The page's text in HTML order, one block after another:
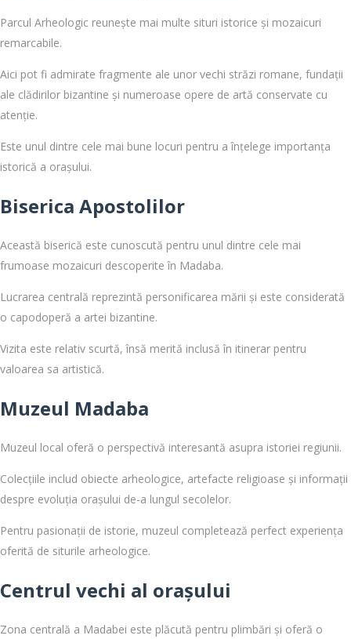
Parcul Arheologic reunește mai multe situri istorice și mozaicuri
remarcabile.
Aici pot fi admirate fragmente ale unor vechi străzi romane, fundații
ale clădirilor bizantine și numeroase opere de artă conservate cu
atenție.
Este unul dintre cele mai bune locuri pentru a înțelege importanța
istorică a orașului.
Biserica Apostolilor
Această biserică este cunoscută pentru unul dintre cele mai
frumoase mozaicuri descoperite în Madaba.
Lucrarea centrală reprezintă personificarea mării și este considerată
o capodoperă a artei bizantine.
Vizita este relativ scurtă, însă merită inclusă în itinerar pentru
valoarea sa artistică.
Muzeul Madaba
Muzeul local oferă o perspectivă interesantă asupra istoriei regiunii.
Colecțiile includ obiecte arheologice, artefacte religioase și informații
despre evoluția orașului de-a lungul secolelor.
Pentru pasionații de istorie, muzeul completează perfect experiența
oferită de siturile arheologice.
Centrul vechi al orașului
Zona centrală a Madabei este plăcută pentru plimbări și oferă o